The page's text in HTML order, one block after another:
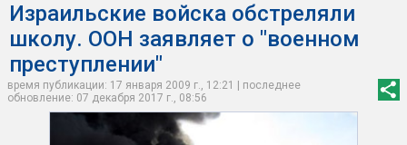
Израильские войска обстреляли
школу. ООН заявляет о "военном
преступлении"
время публикации: 17 января 2009 г., 12:21 | последнее
обновление: 07 декабря 2017 г., 08:56